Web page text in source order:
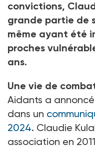
convictions,
grande partie de
même ayant été
proches
ans.
Une vie de
Aidants a
dans un
2024. Claudie
association en